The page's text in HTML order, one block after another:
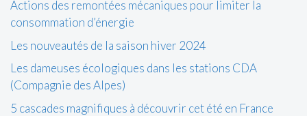
Actions des remontées mécaniques pour limiter la
consommation d’énergie
Les nouveautés de la saison hiver 2024
Les dameuses écologiques dans les stations CDA
(Compagnie des Alpes)
5 cascades magnifiques à découvrir cet été en France